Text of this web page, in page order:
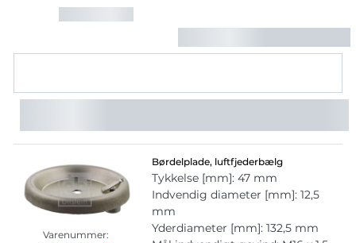
Varenummer:
Børdelplade, luftfjederbælg
Tykkelse [mm]: 47 mm
Indvendig diameter [mm]: 12,5
mm
Yderdiameter [mm]: 132,5 mm